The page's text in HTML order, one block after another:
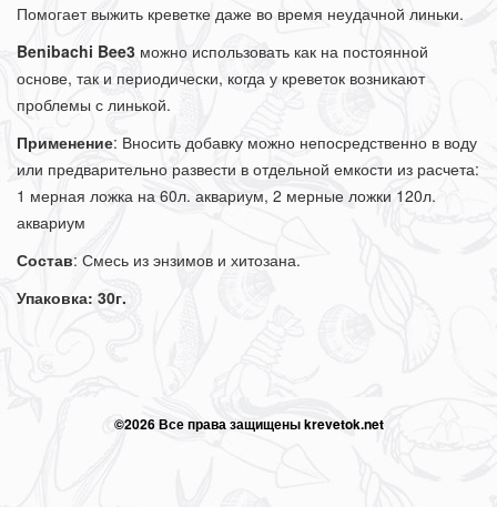
Помогает выжить креветке даже во время неудачной линьки.
Benibachi Bee3 можно использовать как на постоянной
основе, так и периодически, когда у креветок возникают
проблемы с линькой.
Применение: Вносить добавку можно непосредственно в воду
или предварительно развести в отдельной емкости из расчета:
1 мерная ложка на 60л. аквариум, 2 мерные ложки 120л.
аквариум
Состав: Смесь из энзимов и хитозана.
Упаковка: 30г.
©2026 Все права защищены krevetok.net